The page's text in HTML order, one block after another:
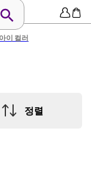
아이 컬러
정렬